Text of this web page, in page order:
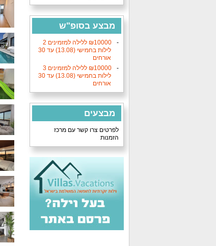
מבצע בסופ"ש
הקרוב
10000‏₪ ללילה למזמינים 2
לילות בחמישי (13.08) עד 30
אורחים
10000‏₪ ללילה למזמינים 3
לילות בחמישי (13.08) עד 30
אורחים
מבצעים
לפרטים צרו קשר עם מרכז
הזמנות